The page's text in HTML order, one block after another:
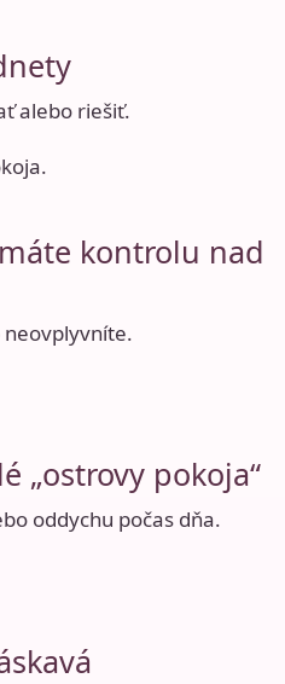
alebo riešiť.
kontrolu nad
„ostrovy pokoja“
oddychu počas dňa.